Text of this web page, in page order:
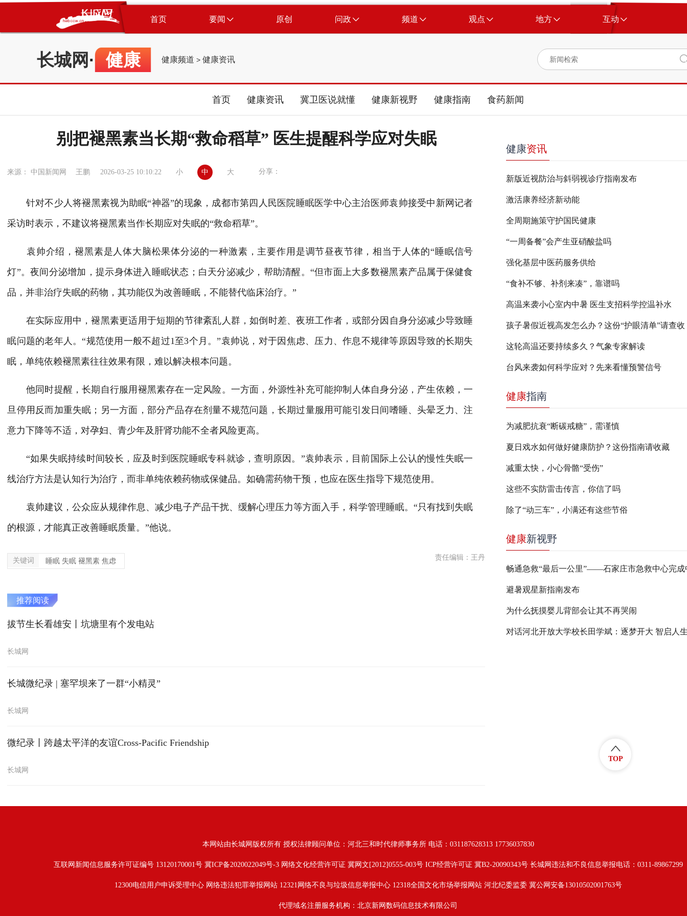
首页 要闻 原创 问政 频道 观点 地方 互动
长城网 · 健康 健康频道 > 健康资讯
首页 健康资讯 冀卫医说就懂 健康新视野 健康指南 食药新闻
别把褪黑素当长期“救命稻草” 医生提醒科学应对失眠
来源： 中国新闻网 王鹏 2026-03-25 10:10:22 小 中 大 分享：
针对不少人将褪黑素视为助眠“神器”的现象，成都市第四人民医院睡眠医学中心主治医师袁帅接受中新网记者
采访时表示，不建议将褪黑素当作长期应对失眠的“救命稻草”。
袁帅介绍，褪黑素是人体大脑松果体分泌的一种激素，主要作用是调节昼夜节律，相当于人体的“睡眠信号
灯”。夜间分泌增加，提示身体进入睡眠状态；白天分泌减少，帮助清醒。“但市面上大多数褪黑素产品属于保健食
品，并非治疗失眠的药物，其功能仅为改善睡眠，不能替代临床治疗。”
在实际应用中，褪黑素更适用于短期的节律紊乱人群，如倒时差、夜班工作者，或部分因自身分泌减少导致睡
眠问题的老年人。“规范使用一般不超过1至3个月。”袁帅说，对于因焦虑、压力、作息不规律等原因导致的长期失
眠，单纯依赖褪黑素往往效果有限，难以解决根本问题。
他同时提醒，长期自行服用褪黑素存在一定风险。一方面，外源性补充可能抑制人体自身分泌，产生依赖，一
旦停用反而加重失眠；另一方面，部分产品存在剂量不规范问题，长期过量服用可能引发日间嗜睡、头晕乏力、注
意力下降等不适，对孕妇、青少年及肝肾功能不全者风险更高。
“如果失眠持续时间较长，应及时到医院睡眠专科就诊，查明原因。”袁帅表示，目前国际上公认的慢性失眠一
线治疗方法是认知行为治疗，而非单纯依赖药物或保健品。如确需药物干预，也应在医生指导下规范使用。
袁帅建议，公众应从规律作息、减少电子产品干扰、缓解心理压力等方面入手，科学管理睡眠。“只有找到失眠
的根源，才能真正改善睡眠质量。”他说。
关键词 睡眠 失眠 褪黑素 焦虑 责任编辑：王丹
推荐阅读
拔节生长看雄安丨坑塘里有个发电站
长城网
长城微纪录 | 塞罕坝来了一群“小精灵”
长城网
微纪录丨跨越太平洋的友谊Cross-Pacific Friendship
长城网
健康资讯
新版近视防治与斜弱视诊疗指南发布
激活康养经济新动能
全周期施策守护国民健康
“一周备餐”会产生亚硝酸盐吗
强化基层中医药服务供给
“食补不够、补剂来凑”，靠谱吗
高温来袭小心室内中暑 医生支招科学控温补水
孩子暑假近视高发怎么办？这份“护眼清单”请查收
这轮高温还要持续多久？气象专家解读
台风来袭如何科学应对？先来看懂预警信号
健康指南
为减肥抗衰“断碳戒糖”，需谨慎
夏日戏水如何做好健康防护？这份指南请收藏
减重太快，小心骨骼“受伤”
这些不实防雷击传言，你信了吗
除了“动三车”，小满还有这些节俗
健康新视野
避暑观星新指南发布
为什么抚摸婴儿背部会让其不再哭闹
对话河北开放大学校长田学斌：逐梦开大 智启人
本网站由长城网版权所有 授权法律顾问单位：河北三和时代律师事务所 电话：031187628313 17736037830
互联网新闻信息服务许可证编号 13120170001号 冀ICP备2020022049号-3网络文化经营许可证 冀网文[2012]0555-003号 ICP经营许可证 冀B2-20090343号 长城网违法和不良信息举报电话：0311-89867299
12300电信用户申诉受理中心 网络违法犯罪举报网站 12321网络不良与垃圾信息举报中心 12318全国文化市场举报网站 河北纪委监委 冀公网安备13010502001763号
代理域名注册服务机构：北京新网数码信息技术有限公司
TOP